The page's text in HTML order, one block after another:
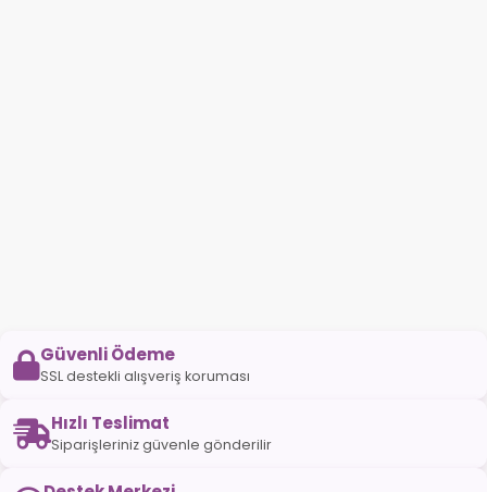
Güvenli Ödeme
SSL destekli alışveriş koruması
Hızlı Teslimat
Siparişleriniz güvenle gönderilir